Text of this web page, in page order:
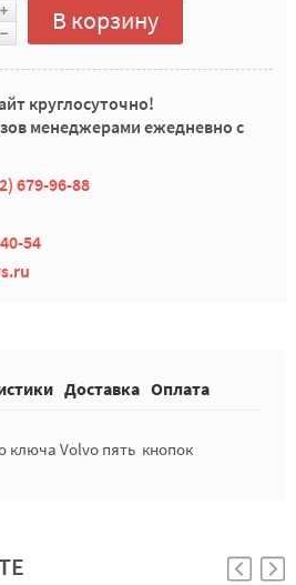
В корзину
круглосуточно!
менеджерами ежедневно с
679-96-88
54
Доставка Оплата
ключа Volvo пять кнопок